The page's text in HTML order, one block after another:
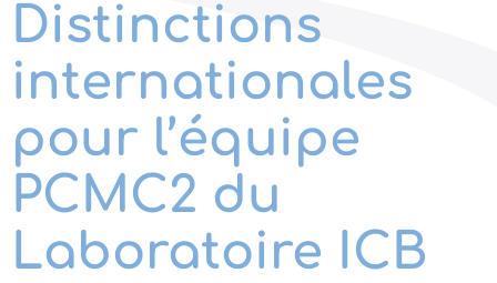
Distinctions
internationales
pour l’équipe
PCMC2 du
Laboratoire ICB